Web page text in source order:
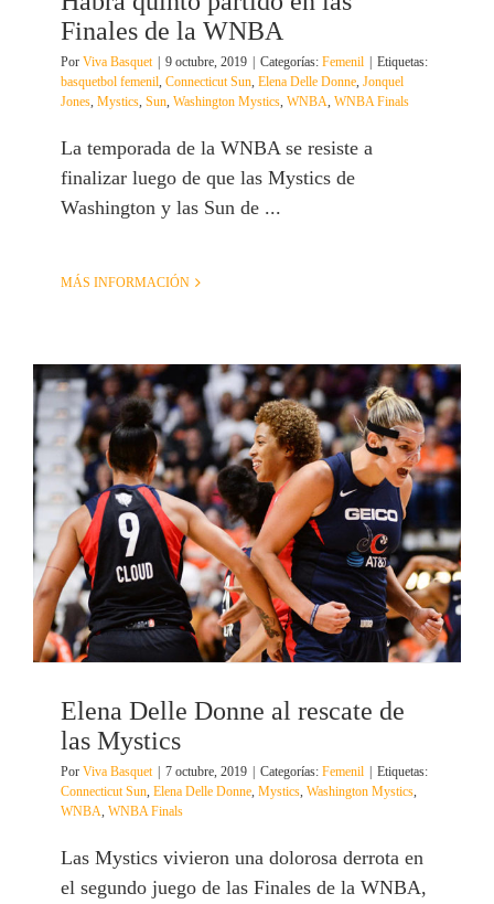
Finales de la WNBA
Por Viva Basquet | 9 octubre, 2019 | Categorías: Femenil | Etiquetas:
basquetbol femenil Connecticut Sun Elena Delle Donne Jonquel
Jones Mystics Sun Washington Mystics WNBA WNBA Finals
La temporada de la WNBA se resiste a
finalizar luego de que las Mystics de
Washington y las Sun de ...
MÁS INFORMACIÓN
Elena Delle Donne al rescate de
las Mystics
Por Viva Basquet | 7 octubre, 2019 | Categorías: Femenil | Etiquetas:
Connecticut Sun Elena Delle Donne Mystics Washington Mystics
WNBA WNBA Finals
Las Mystics vivieron una dolorosa derrota en
el segundo juego de las Finales de la WNBA,